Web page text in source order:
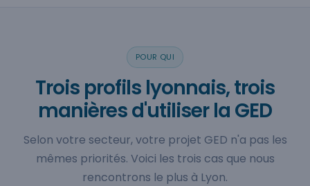
POUR QUI
Trois profils lyonnais, trois
manières d'utiliser la GED
Selon votre secteur, votre projet GED n'a pas les
mêmes priorités. Voici les trois cas que nous
rencontrons le plus à Lyon.